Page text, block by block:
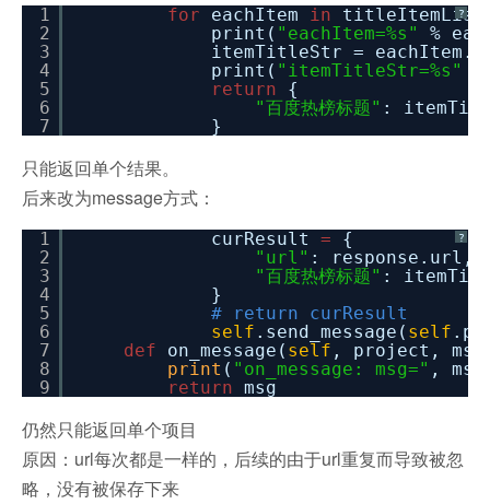
?
1
2
3
4
5
6
7
for eachItem in
print( "eachItem=%s"
%
itemTitleStr =
print( "itemTitleStr=%s"
return
{
"百度热榜标题" :
}
只能返回单个结果。
后来改为message方式：
?
1
2
3
4
5
6
7
8
9
curResult =
{
"url" : response.url,
"百度热榜标题" :
}
# return curResult
self .send_message( self
def
on_message( self , project,
print ( "on_message: msg=" ,
return msg
仍然只能返回单个项目
原因：url每次都是一样的，后续的由于url重复而导致被忽
略，没有被保存下来